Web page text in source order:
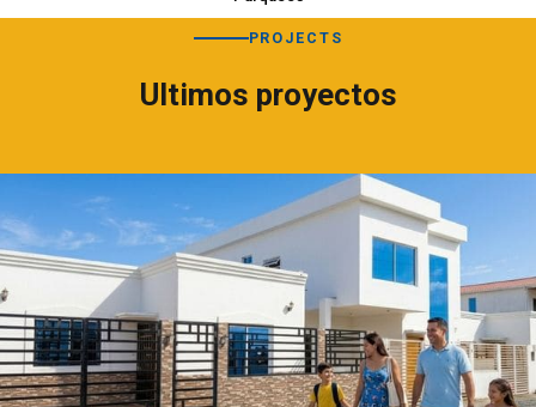
PROJECTS
Ultimos proyectos